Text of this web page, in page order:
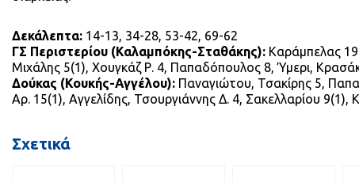
Δεκάλεπτα: 14-13, 34-28, 53-42, 69-62
ΓΣ Περιστερίου (Καλαμπόκης-Σταθάκης): Καράμπελας
Μιχάλης 5(1), Χουγκάζ Ρ. 4, Παπαδόπουλος 8, Ύμερι,
Δούκας (Κουκής-Αγγέλου): Παναγιώτου, Τσακίρης 5,
Αρ. 15(1), Αγγελίδης, Τσουργιάννης Δ. 4, Σακελλαρίου 9(1),
Σχετικά